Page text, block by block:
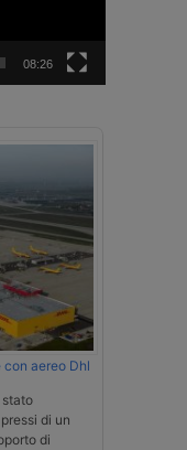
08:26
aereo Dhl
stato
di un
di